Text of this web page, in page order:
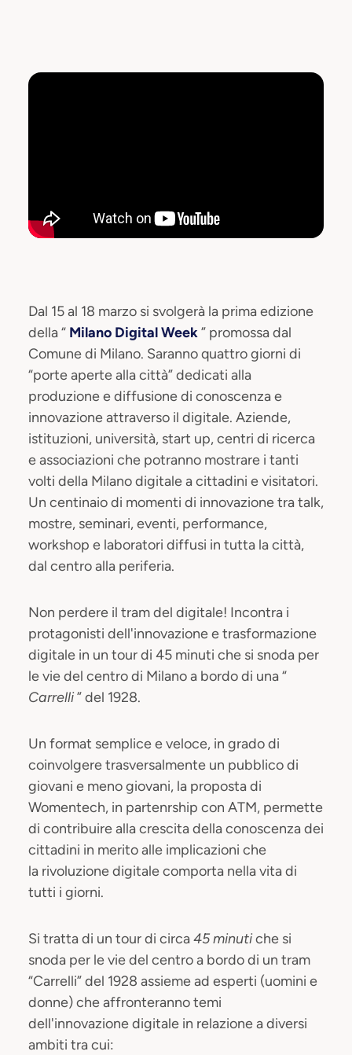
Dal 15 al 18 marzo si svolgerà la prima edizione
della “ Milano Digital Week” promossa dal
Comune di Milano. Saranno quattro giorni di
“porte aperte alla città” dedicati alla
produzione e diffusione di conoscenza e
innovazione attraverso il digitale. Aziende,
istituzioni, università, start up, centri di ricerca
e associazioni che potranno mostrare i tanti
volti della Milano digitale a cittadini e visitatori.
Un centinaio di momenti di innovazione tra talk,
mostre, seminari, eventi, performance,
workshop e laboratori diffusi in tutta la città,
dal centro alla periferia.
Non perdere il tram del digitale! Incontra i
protagonisti dell'innovazione e trasformazione
digitale in un tour di 45 minuti che si snoda per
le vie del centro di Milano a bordo di una “
Carrelli” del 1928.
Un format semplice e veloce, in grado di
coinvolgere trasversalmente un pubblico di
giovani e meno giovani, la proposta di
Womentech, in partenrship con ATM, permette
di contribuire alla crescita della conoscenza dei
cittadini in merito alle implicazioni che
la rivoluzione digitale comporta nella vita di
tutti i giorni.
Si tratta di un tour di circa45 minutiche si
snoda per le vie del centro a bordo di un tram
“Carrelli” del 1928 assieme ad esperti (uomini e
donne) che affronteranno temi
dell'innovazione digitale in relazione a diversi
ambiti tra cui: